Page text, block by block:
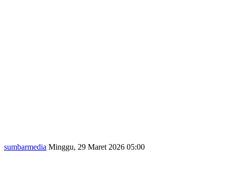
sumbarmedia Minggu, 29 Maret 2026 05:00